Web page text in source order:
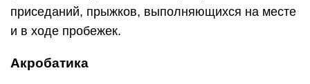
приседаний, прыжков, выполняющихся на месте
и в ходе пробежек.
Акробатика